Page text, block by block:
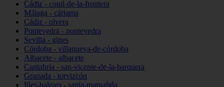
Cádiz - conil-de-la-frontera
Málaga - cártama
Cádiz - olvera
Pontevedra - pontevedra
Sevilla - gines
Córdoba - villanueva-de-córdoba
Albacete - albacete
Cantabria - san-vicente-de-la-barquera
Granada - torvizcón
Illes-balears - santa-margalida